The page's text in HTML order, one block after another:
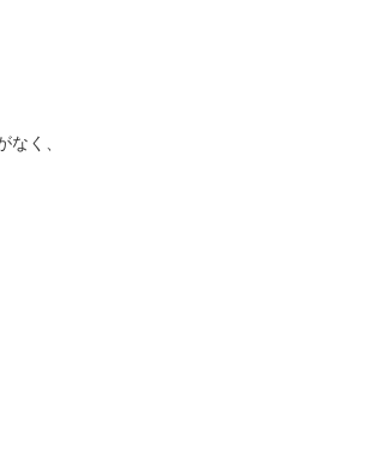
なく、